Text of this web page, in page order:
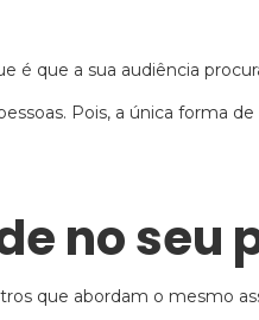
é que a sua audiência
Pois, a única forma
no seu
que abordam o mesmo